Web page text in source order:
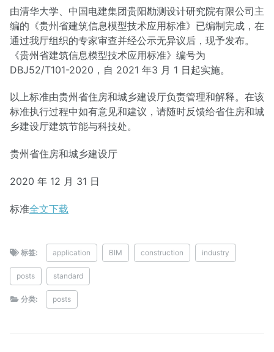
由清华大学、中国电建集团贵阳勘测设计研究院有限公司主
编的《贵州省建筑信息模型技术应用标准》已编制完成，在
通过我厅组织的专家审查并经公示无异议后，现予发布。
《贵州省建筑信息模型技术应用标准》编号为
DBJ52/T101-2020，自 2021 年3 月 1 日起实施。
以上标准由贵州省住房和城乡建设厅负责管理和解释。在该
标准执行过程中如有意见和建议，请随时反馈给省住房和城
乡建设厅建筑节能与科技处。
贵州省住房和城乡建设厅
2020 年 12 月 31 日
标准全文下载
标签: application BIM construction industry
posts standard
分类: posts